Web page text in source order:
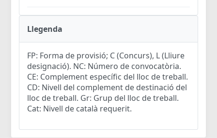
Llegenda
FP: Forma de provisió; C (Concurs), L (Lliure
designació). NC: Número de convocatòria.
CE: Complement específic del lloc de treball.
CD: Nivell del complement de destinació del
lloc de treball. Gr: Grup del lloc de treball.
Cat: Nivell de català requerit.